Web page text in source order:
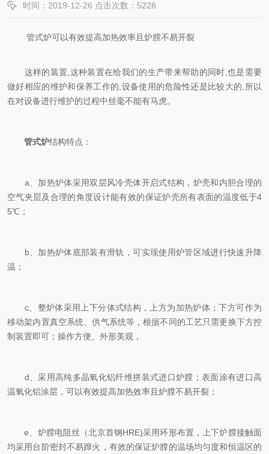
时间：2019-12-26 点击次数：5228
管式炉可以有效提高加热效率且炉膛不易开裂
这样的装置,这种装置在给我们的生产带来帮助的同时,也是需要
做好相应的维护和保养工作的,设备使用的危险性还是比较大的,所以
在对设备进行维护的过程中丝毫不能有马虎。
管式炉结构特点：
a、加热炉体采用双层风冷壳体开启式结构，炉壳和内胆合理的
空气夹层及合理的角度设计能有效的保证炉壳所有表面的温度低于4
5℃；
b、加热炉体底部装有滑轨，可实现使用炉管区域进行快速升降
温；
c、整炉体采用上下分体式结构，上方为加热炉体；下方可作为
移动架内置真空系统、供气系统等，根据不同的工艺只需更换下方控
制装置即可；操作方便、外形美观，
d、采用高纯多晶氧化铝纤维拼装式进口炉膛；表面涂有进口高
温氧化铝涂层，可以有效提高加热效率且炉膛不易开裂；
e、炉膛电阻丝（北京首钢HRE)采用环形布置，上下炉膛接触面
均采用台阶密封不易蹿火，有效的保证炉膛的温场均匀度和恒温区的